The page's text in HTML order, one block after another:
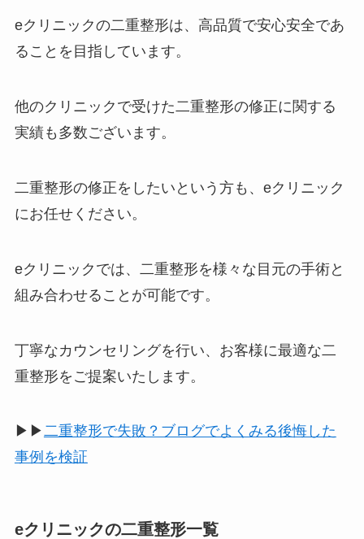
eクリニックの二重整形は、高品質で安心安全であ
ることを目指しています。
他のクリニックで受けた二重整形の修正に関する
実績も多数ございます。
二重整形の修正をしたいという方も、eクリニック
にお任せください。
eクリニックでは、二重整形を様々な目元の手術と
組み合わせることが可能です。
丁寧なカウンセリングを行い、お客様に最適な二
重整形をご提案いたします。
▶▶二重整形で失敗？ブログでよくみる後悔した
事例を検証
eクリニックの二重整形一覧